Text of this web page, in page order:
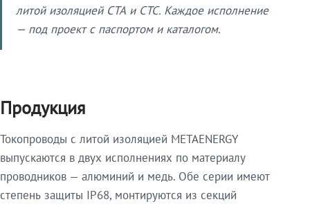
литой изоляцией СТА и СТС. Каждое исполнение
— под проект с паспортом и каталогом.
Продукция
Токопроводы с литой изоляцией METAENERGY
выпускаются в двух исполнениях по материалу
проводников — алюминий и медь. Обе серии имеют
степень защиты IP68, монтируются из секций